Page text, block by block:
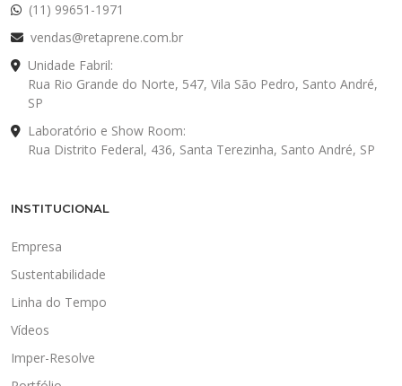
(11) 99651-1971
vendas@retaprene.com.br
Unidade Fabril:
Rua Rio Grande do Norte, 547, Vila São Pedro, Santo André,
SP
Laboratório e Show Room:
Rua Distrito Federal, 436, Santa Terezinha, Santo André, SP
INSTITUCIONAL
Empresa
Sustentabilidade
Linha do Tempo
Vídeos
Imper-Resolve